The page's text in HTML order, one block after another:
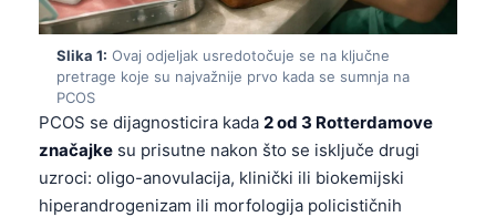
Slika 1: Ovaj odjeljak usredotočuje se na ključne
pretrage koje su najvažnije prvo kada se sumnja na
PCOS
PCOS se dijagnosticira kada 2 od 3 Rotterdamove
značajke su prisutne nakon što se isključe drugi
uzroci: oligo-anovulacija, klinički ili biokemijski
hiperandrogenizam ili morfologija policističnih